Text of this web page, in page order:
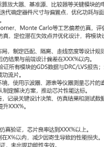
计的Fabless公司，团队
，拥有从0.13um到28nm
，与多家头部模组厂商建
指标，完成运算放大器
利用Cadence Virtuoso进
与面积，所负责模块在多